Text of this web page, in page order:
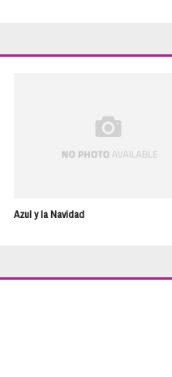
Azul y la Navidad